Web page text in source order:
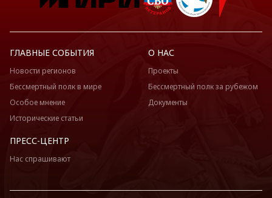
ГЛАВНЫЕ СОБЫТИЯ
Новости регионов
Бессмертный полк в мире
Особое мнение
Исторические статьи
О НАС
Проекты
Бессмертный полк за рубежом
Документы
ПРЕСС-ЦЕНТР
Нас спрашивают